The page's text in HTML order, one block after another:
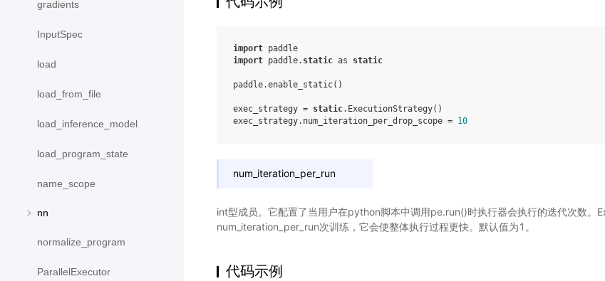
gradients
InputSpec
load
load_from_file
load_inference_model
load_program_state
name_scope
nn
normalize_program
ParallelExecutor
import paddle
import paddle. static as static
paddle.enable_static()
exec_strategy = static. ExecutionStrategy()
exec_strategy. num_iteration_per_drop_scope = 10
num_iteration_per_run
int型成员。它配置了当用户在python脚本中调用pe.run()时执行器会执行的迭代次数。
num_iteration_per_run次训练，它会使整体执行过程更快。默认值为1。
代码示例